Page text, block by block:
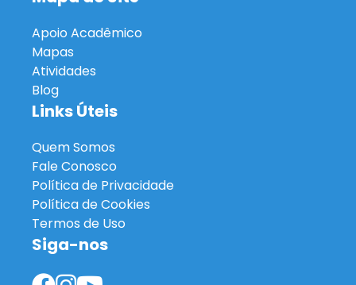
Apoio Acadêmico
Mapas
Atividades
Blog
Links Úteis
Quem Somos
Fale Conosco
Política de Privacidade
Política de Cookies
Termos de Uso
Siga-nos